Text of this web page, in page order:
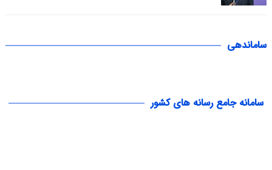
ساماندهی
سامانه جامع رسانه های کشور